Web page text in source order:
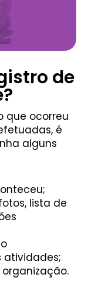
de
que ocorreu
é
alguns
lista de